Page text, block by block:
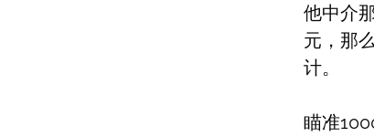
他中介
元，那
计。
瞄准